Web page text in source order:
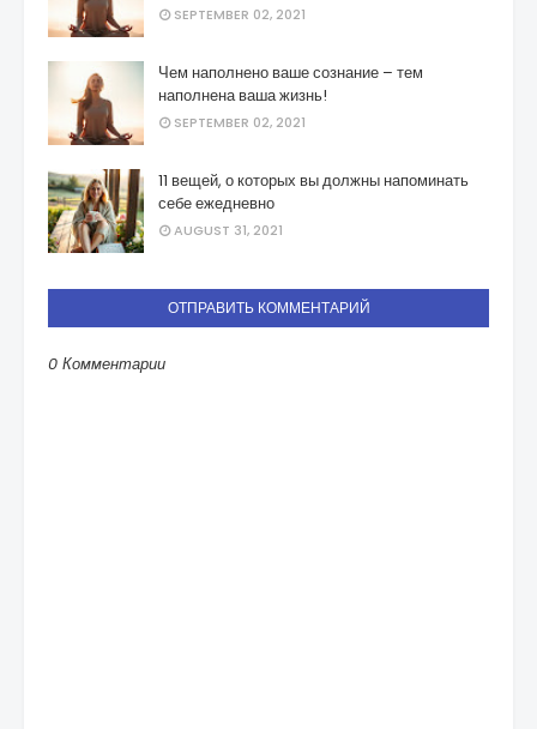
SEPTEMBER 02, 2021
Чем наполнено ваше сознание – тем
наполнена ваша жизнь!
SEPTEMBER 02, 2021
11 вещей, о которых вы должны напоминать
себе ежедневно
AUGUST 31, 2021
ОТПРАВИТЬ КОММЕНТАРИЙ
0 Комментарии